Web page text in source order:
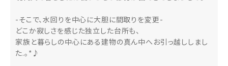
-そこで、水回りを中心に大胆に間取りを変更-
どこか寂しさを感じた独立した台所も、
家族と暮らしの中心にある建物の真ん中へお引っ越ししまし
た.。*♪